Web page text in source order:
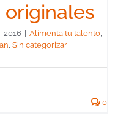
originales
2016 Alimenta tu talento,
, Sin categorizar
0